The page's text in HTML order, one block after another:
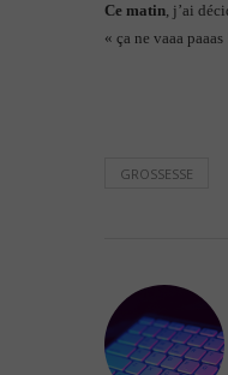
Ce matin, j’ai
« ça ne vaaa
GROSSESSE